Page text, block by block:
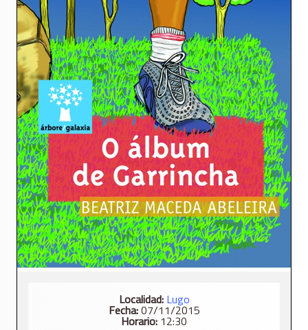
Localidad: Lugo
Fecha:07/11/2015
Horario: 12:30